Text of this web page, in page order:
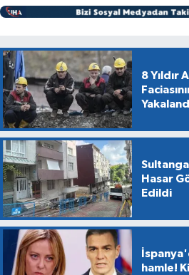
8 Yıldır
Hasar
Edildi
hamle!